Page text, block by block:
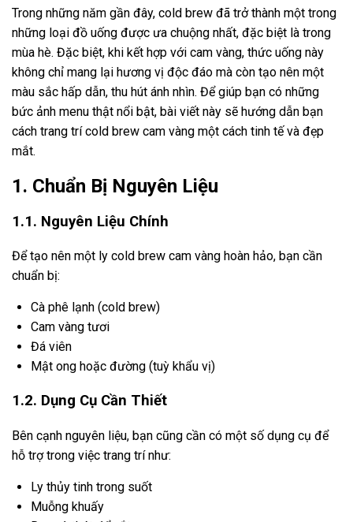
Trong những năm gần đây, cold brew đã trở thành một trong
những loại đồ uống được ưa chuộng nhất, đặc biệt là trong
mùa hè. Đặc biệt, khi kết hợp với cam vàng, thức uống này
không chỉ mang lại hương vị độc đáo mà còn tạo nên một
màu sắc hấp dẫn, thu hút ánh nhìn. Để giúp bạn có những
bức ảnh menu thật nổi bật, bài viết này sẽ hướng dẫn bạn
cách trang trí cold brew cam vàng một cách tinh tế và đẹp
mắt.
1. Chuẩn Bị Nguyên Liệu
1.1. Nguyên Liệu Chính
Để tạo nên một ly cold brew cam vàng hoàn hảo, bạn cần
chuẩn bị:
Cà phê lạnh (cold brew)
Cam vàng tươi
Đá viên
Mật ong hoặc đường (tuỳ khẩu vị)
1.2. Dụng Cụ Cần Thiết
Bên cạnh nguyên liệu, bạn cũng cần có một số dụng cụ để
hỗ trợ trong việc trang trí như:
Ly thủy tinh trong suốt
Muỗng khuấy